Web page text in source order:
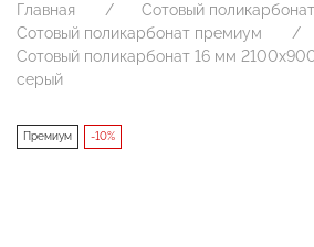
Главная
Сотовый поликарбонат
Сотовый поликарбонат премиум
Сотовый поликарбонат 16 мм
серый
Премиум -10%